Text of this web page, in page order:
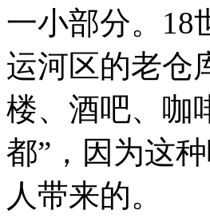
一小部分。18
运河区的老仓
楼、酒吧、咖
都”，因为这
人带来的。